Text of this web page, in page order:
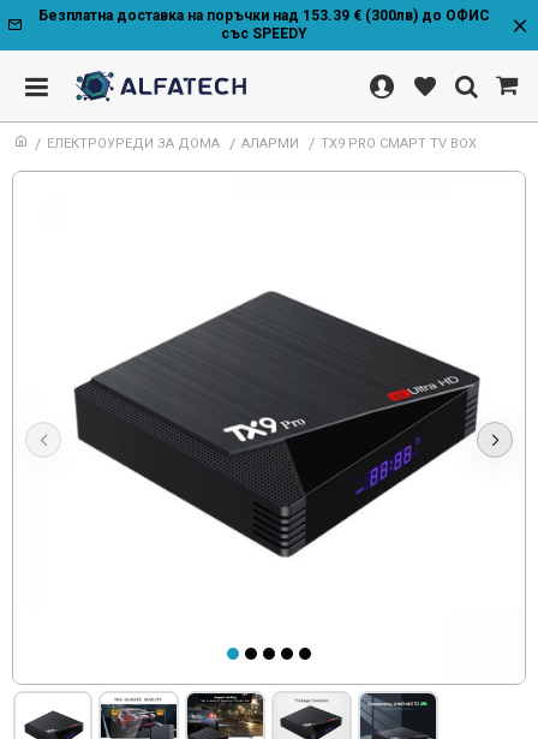
Безплатна доставка на поръчки над 153.39 € (300лв) до ОФИС
със SPEEDY
ЕЛЕКТРОУРЕДИ ЗА ДОМА АЛАРМИ TX9 PRO СМАРТ TV BOX